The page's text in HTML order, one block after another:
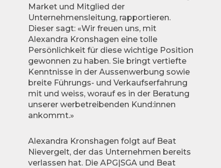
Market und Mitglied der
Unternehmensleitung, rapportieren.
Dieser sagt: «Wir freuen uns, mit
Alexandra Kronshagen eine tolle
Persönlichkeit für diese wichtige Position
gewonnen zu haben. Sie bringt vertiefte
Kenntnisse in der Aussenwerbung sowie
breite Führungs- und Verkaufserfahrung
mit und weiss, worauf es in der Beratung
unserer werbetreibenden Kund:innen
ankommt.»
Alexandra Kronshagen folgt auf Beat
Nievergelt, der das Unternehmen bereits
verlassen hat. Die APG|SGA und Beat